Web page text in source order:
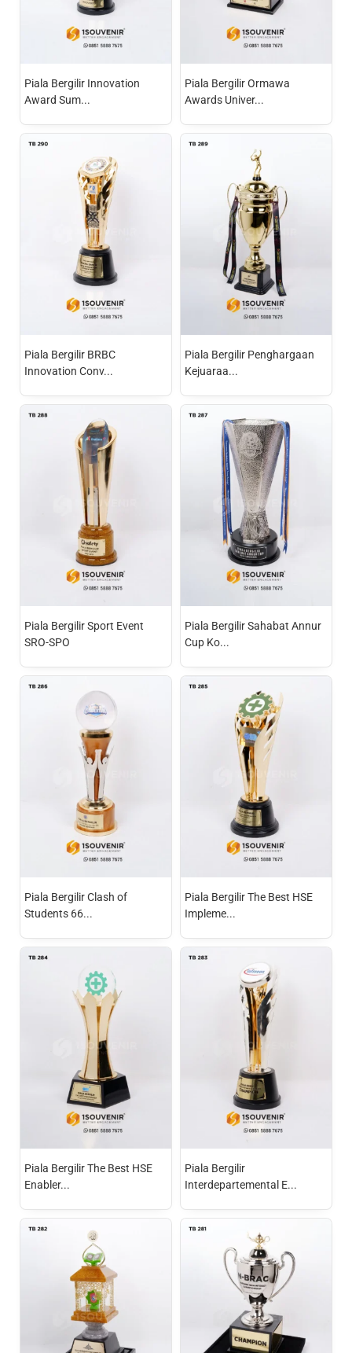
Piala Bergilir Innovation
Award Sum...
Piala Bergilir Ormawa
Awards Univer...
Piala Bergilir BRBC
Innovation Conv...
Piala Bergilir Penghargaan
Kejuaraa...
Piala Bergilir Sport Event
SRO-SPO
Piala Bergilir Sahabat Annur
Cup Ko...
Piala Bergilir Clash of
Students 66...
Piala Bergilir The Best HSE
Impleme...
Piala Bergilir The Best HSE
Enabler...
Piala Bergilir
Interdepartemental E...